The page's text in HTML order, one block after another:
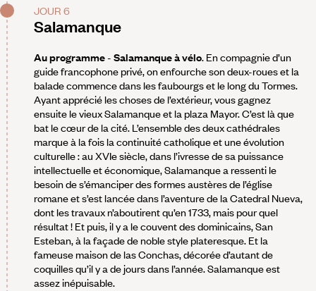
JOUR 6
Salamanque
Au programme- Salamanque à vélo. En compagnie d’un
guide francophone privé, on enfourche son deux-roues et la
balade commence dans les faubourgs et le long du Tormes.
Ayant apprécié les choses de l’extérieur, vous gagnez
ensuite le vieux Salamanque et la plaza Mayor. C’est là que
bat le cœur de la cité. L’ensemble des deux cathédrales
marque à la fois la continuité catholique et une évolution
culturelle : au XVIe siècle, dans l’ivresse de sa puissance
intellectuelle et économique, Salamanque a ressenti le
besoin de s’émanciper des formes austères de l’église
romane et s’est lancée dans l’aventure de la Catedral Nueva,
dont les travaux n’aboutirent qu’en 1733, mais pour quel
résultat ! Et puis, il y a le couvent des dominicains, San
Esteban, à la façade de noble style plateresque. Et la
fameuse maison de las Conchas, décorée d’autant de
coquilles qu’il y a de jours dans l’année. Salamanque est
assez inépuisable.